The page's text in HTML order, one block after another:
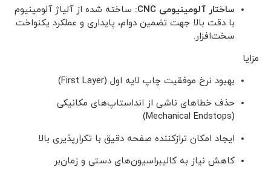
ساختار آلومینیومی CNC:
ساخته شده از آلیاژ آلومینیوم
با دقت بالا جهت تضمین دوام، پایداری و عملکرد یکنواخت
سخت‌افزار.
مزایا
بهبود نرخ موفقیت چاپ لایه اول (First Layer)
حذف خطاهای ناشی از انداستاپ‌های مکانیکی
(Mechanical Endstops)
ایجاد امکان ترازکننده صفحه دقیق با تکرارپذیری بالا
کاهش نیاز به کالیبراسیون‌های دستی و زمان‌بر